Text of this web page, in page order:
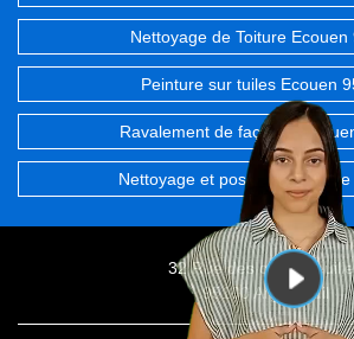
Nettoyage de Toiture Ecouen
Peinture sur tuiles Ecouen
Ravalement de façades
Nettoyage et pose de gouttière
32 Rue des
95100 Argenteuil